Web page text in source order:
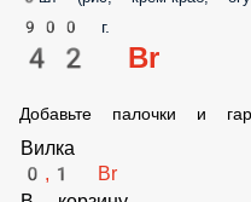
900 г.
42 Br
0,1 Br
В корзину